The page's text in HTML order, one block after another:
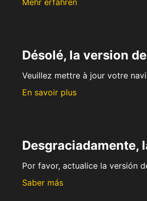
Mehr erfahren
Désolé, la version
Veuillez mettre à jour votre
En savoir plus
Desgraciadamente,
Por favor, actualice la versión
Saber más